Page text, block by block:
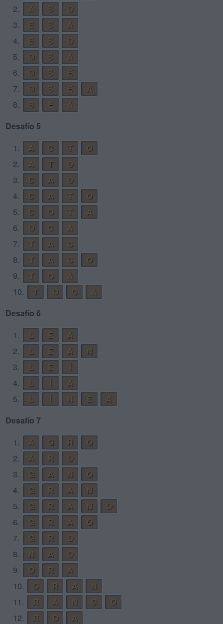
2.
A S
O
3.
E S
A
4.
E S
O
5.
O S
A
6.
O S
E
7.
O S E
A
8.
S E
A
Desafío 5
1.
A C T
O
2.
A T
O
3.
C A
O
4.
C A T
O
5.
C O T
A
6.
O C
A
7.
T A
C
8.
T A C
O
9.
T O
A
10.
T O C
A
Desafío 6
1.
L E
A
2.
L E A
N
3.
L E
Í
4.
L Í
A
5.
L Í N E
A
Desafío 7
1.
A G R
O
2.
A R
O
3.
G A N
O
4.
G R A
N
5.
G R A N
O
6.
G R A
O
7.
G R
O
8.
N A
O
9.
O R
A
10.
O R A
N
11.
R A N G
O
12.
R O
A